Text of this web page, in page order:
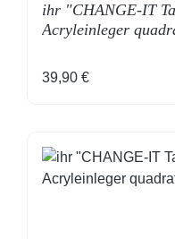
ihr "CHANGE-IT
Acryleinleger
Regulärer Preis:
39,90 €